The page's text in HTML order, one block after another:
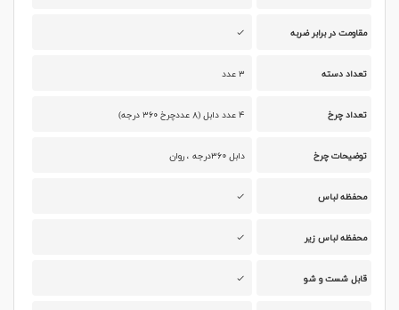
مقاومت در برابر ضربه
تعداد دسته ۳ عدد
تعداد چرخ ۴ عدد دابل (۸ عددچرخ ۳۶۰ درجه)
توضیحات چرخ دابل ۳۶۰درجه ، روان
محفظه لباس
محفظه لباس زیر
قابل شست و شو